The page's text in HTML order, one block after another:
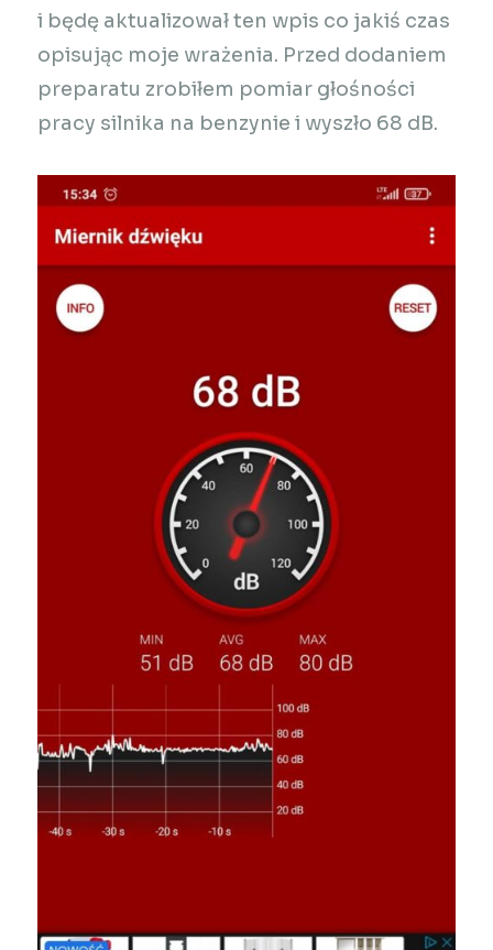
i będę aktualizował ten wpis co jakiś czas
opisując moje wrażenia. Przed dodaniem
preparatu zrobiłem pomiar głośności
pracy silnika na benzynie i wyszło 68 dB.